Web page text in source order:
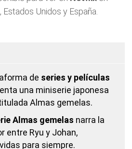
Unidos y España.
de series y películas
una miniserie japonesa
Almas gemelas.
Almas gemelas narra la
entre Ryu y Johan,
para siempre.